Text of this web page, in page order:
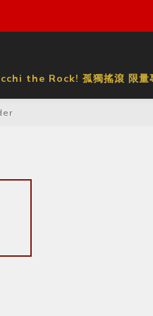
the Rock! 孤獨搖滾 限量